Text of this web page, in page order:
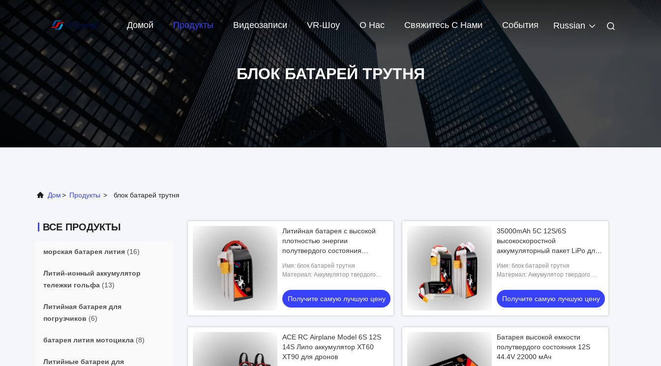
Домой Продукты Видеозаписи VR-Шоу О Нас Свяжитесь С Нами События Russian
БЛОК БАТАРЕЙ ТРУТНЯ
Дом> Продукты > блок батарей трутня
ВСЕ ПРОДУКТЫ
морская батарея лития (16)
Литий-ионный аккумулятор
тележки гольфа (13)
Литийная батарея для
погрузчиков (6)
батарея лития мотоцикла (8)
Литийные батареи для
Литийная батарея с высокой
плотностью энергии
полутвердого состояния
22000mAh, 27000mAh,
30000mAh с конфигурациями
6S, 12S, 14S
Имя: блок батарей трутня
Материал: Аккумулятор твердого
Получите самую лучшую цену
35000mAh 5C 12S/6S
высокоскоростной
аккумуляторный пакет LiPo для
RC гоночных самолетов
Имя: блок батарей трутня
Материал: Аккумулятор твердого
Получите самую лучшую цену
ACE RC Airplane Model 6S 12S
14S Липо аккумулятор XT60
XT90 для дронов
Батарея высокой емкости
полутвердого состояния 12S
44.4V 22000 мАч